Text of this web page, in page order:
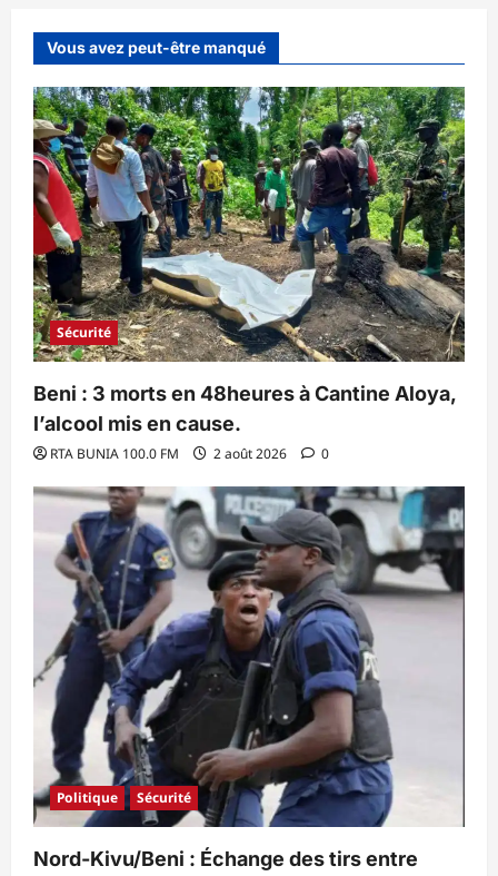
Vous avez peut-être manqué
Sécurité
Beni : 3 morts en 48heures à Cantine Aloya,
l’alcool mis en cause.
RTA BUNIA 100.0 FM 2 août 2026 0
Politique Sécurité
Nord-Kivu/Beni : Échange des tirs entre